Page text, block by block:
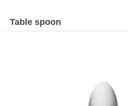
Table spoon